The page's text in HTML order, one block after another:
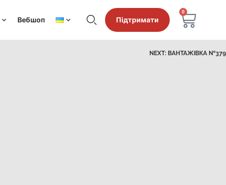
Вебшоп Підтримати
0
NEXT: ВАНТАЖІВКА №379